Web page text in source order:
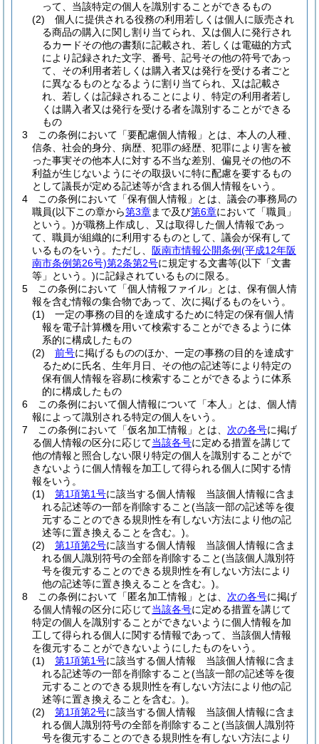
って、当該特定の個人を識別することができるもの
(2)
個人に提供される役務の利用若しくは個人に販売され
る商品の購入に関し割り当てられ、又は個人に発行され
るカードその他の書類に記載され、若しくは電磁的方式
により記録された文字、番号、記号その他の符号であっ
て、その利用者若しくは購入者又は発行を受ける者ごと
に異なるものとなるように割り当てられ、又は記載さ
れ、若しくは記録されることにより、特定の利用者若し
くは購入者又は発行を受ける者を識別することができる
もの
3
この条例において「要配慮個人情報」とは、本人の人種、
信条、社会的身分、病歴、犯罪の経歴、犯罪により害を被
った事実その他本人に対する不当な差別、偏見その他の不
利益が生じないようにその取扱いに特に配慮を要するもの
として議長が定める記述等が含まれる個人情報をいう。
4
この条例において「保有個人情報」とは、議会の事務局の
職員(以下この章から第3章まで及び第6章において「職員」
という。)が職務上作成し、又は取得した個人情報であっ
て、職員が組織的に利用するものとして、議会が保有して
いるものをいう。 ただし、 阪南市情報公開条例(平成12年阪
南市条例第26号)第2条第2号に規定する文書等(以下「文書
等」という。)に記録されているものに限る。
5
この条例において「個人情報ファイル」とは、保有個人情
報を含む情報の集合物であって、次に掲げるものをいう。
(1)
一定の事務の目的を達成するために特定の保有個人情
報を電子計算機を用いて検索することができるように体
系的に構成したもの
(2)
前号に掲げるもののほか、一定の事務の目的を達成す
るために氏名、生年月日、その他の記述等により特定の
保有個人情報を容易に検索することができるように体系
的に構成したもの
6
この条例において個人情報について「本人」とは、個人情
報によって識別される特定の個人をいう。
7
この条例において「仮名加工情報」とは、 次の各号に掲げ
る個人情報の区分に応じて当該各号に定める措置を講じて
他の情報と照合しない限り特定の個人を識別することがで
きないように個人情報を加工して得られる個人に関する情
報をいう。
(1)
第1項第1号に該当する個人情報 当該個人情報に含ま
れる記述等の一部を削除すること(当該一部の記述等を復
元することのできる規則性を有しない方法により他の記
述等に置き換えることを含む。)。
(2)
第1項第2号に該当する個人情報 当該個人情報に含ま
れる個人識別符号の全部を削除すること(当該個人識別符
号を復元することのできる規則性を有しない方法により
他の記述等に置き換えることを含む。)。
8
この条例において「匿名加工情報」とは、 次の各号に掲げ
る個人情報の区分に応じて当該各号に定める措置を講じて
特定の個人を識別することができないように個人情報を加
工して得られる個人に関する情報であって、当該個人情報
を復元することができないようにしたものをいう。
(1)
第1項第1号に該当する個人情報 当該個人情報に含ま
れる記述等の一部を削除すること(当該一部の記述等を復
元することのできる規則性を有しない方法により他の記
述等に置き換えることを含む。)。
(2)
第1項第2号に該当する個人情報 当該個人情報に含ま
れる個人識別符号の全部を削除すること(当該個人識別符
号を復元することのできる規則性を有しない方法により